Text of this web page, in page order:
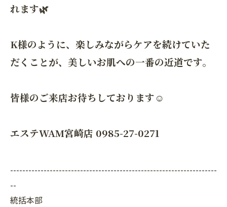
れます🌿
K様のように、楽しみながらケアを続けていた
だくことが、美しいお肌への一番の近道です。
皆様のご来店お待ちしております☺️
エステWAM宮崎店 0985-27-0271
--------------------------------------------------------------------
--
統括本部